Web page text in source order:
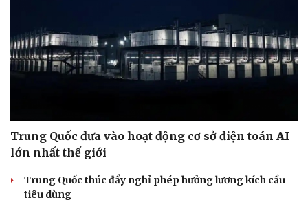
Trung Quốc đưa vào hoạt động cơ sở điện toán AI
lớn nhất thế giới
Trung Quốc thúc đẩy nghỉ phép hưởng lương kích cầu
tiêu dùng